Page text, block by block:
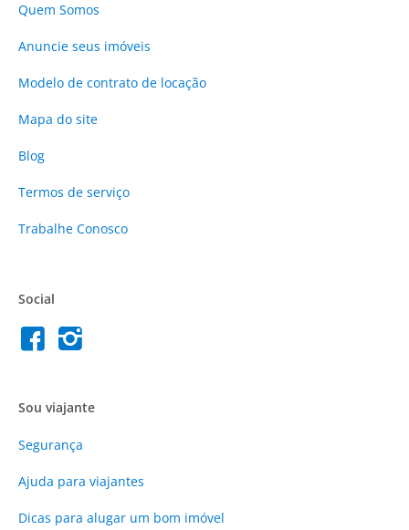
Quem Somos
Anuncie seus imóveis
Modelo de contrato de locação
Mapa do site
Blog
Termos de serviço
Trabalhe Conosco
Social
Sou viajante
Segurança
Ajuda para viajantes
Dicas para alugar um bom imóvel